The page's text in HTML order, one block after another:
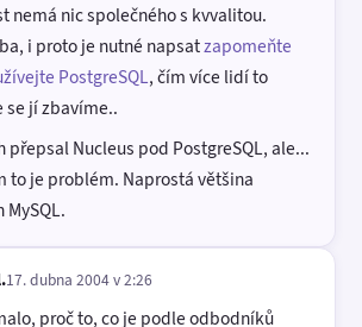
nemá nic společného s kvvalitou.
i proto je nutné napsatzapomeňte
PostgreSQL, čím více lidí to
jí zbavíme..
přepsal Nucleus pod PostgreSQL, ale...
to je problém. Naprostá většina
17. dubna 2004 v 2:26
proč to, co je podle odbodníků